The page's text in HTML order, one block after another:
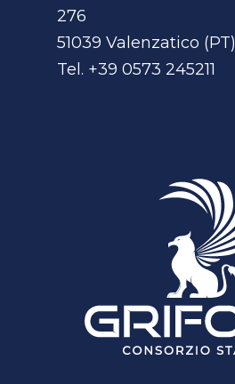
276
51039 Valenzatico (PT)
Tel. +39 0573 245211